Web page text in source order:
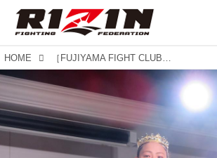
HOME ［FUJIYAMA FIGHT CLUB］“MUTEKIのビッグマウス”KINGレイナに直撃！！ 川尻達也の負けられない想いとは